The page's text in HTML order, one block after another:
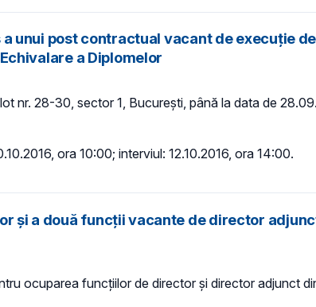
unui post contractual vacant de execuție
a Diplomelor
nr. 28-30, sector 1, București, până la data de
ora 10:00; interviul: 12.10.2016, ora 14:00.
și a două funcții vacante de director
ocuparea funcțiilor de director și director adjunct